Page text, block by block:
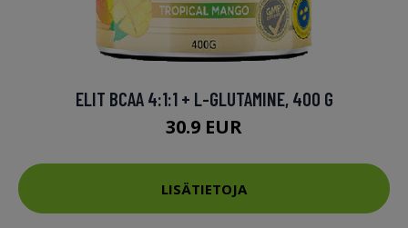
ELIT BCAA 4:1:1 + L-GLUTAMINE, 400 G
30.9 EUR
LISÄTIETOJA